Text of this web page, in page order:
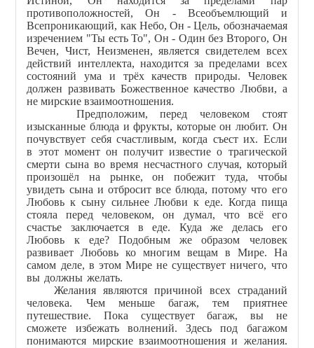
противоположностей, Он - Всеобъемлющий и
Всепроникающий, как Небо, Он - Цель, обозначаемая
изречением "Ты есть То", Он - Один без Второго, Он
Вечен, Чист, Неизменен, является свидетелем всех
действий интеллекта, находится за пределами всех
состояний ума и трёх качеств природы. Человек
должен развивать Божественное качество Любви, а
не мирские взаимоотношения.
Предположим, перед человеком стоят
изысканные блюда и фрукты, которые он любит. Он
почувствует себя счастливым, когда съест их. Если
в этот момент он получит известие о трагической
смерти сына во время несчастного случая, который
произошёл на рынке, он побежит туда, чтобы
увидеть сына и отбросит все блюда, потому что его
Любовь к сыну сильнее Любви к еде. Когда пища
стояла перед человеком, он думал, что всё его
счастье заключается в еде. Куда же делась его
Любовь к еде? Подобным же образом человек
развивает Любовь ко многим вещам в Мире. На
самом деле, в этом Мире не существует ничего, что
вы должны желать.
Желания являются причиной всех страданий
человека. Чем меньше багаж, тем приятнее
путешествие. Пока существует багаж, вы не
сможете избежать волнений. Здесь под багажом
понимаются мирские взаимоотношения и желания.